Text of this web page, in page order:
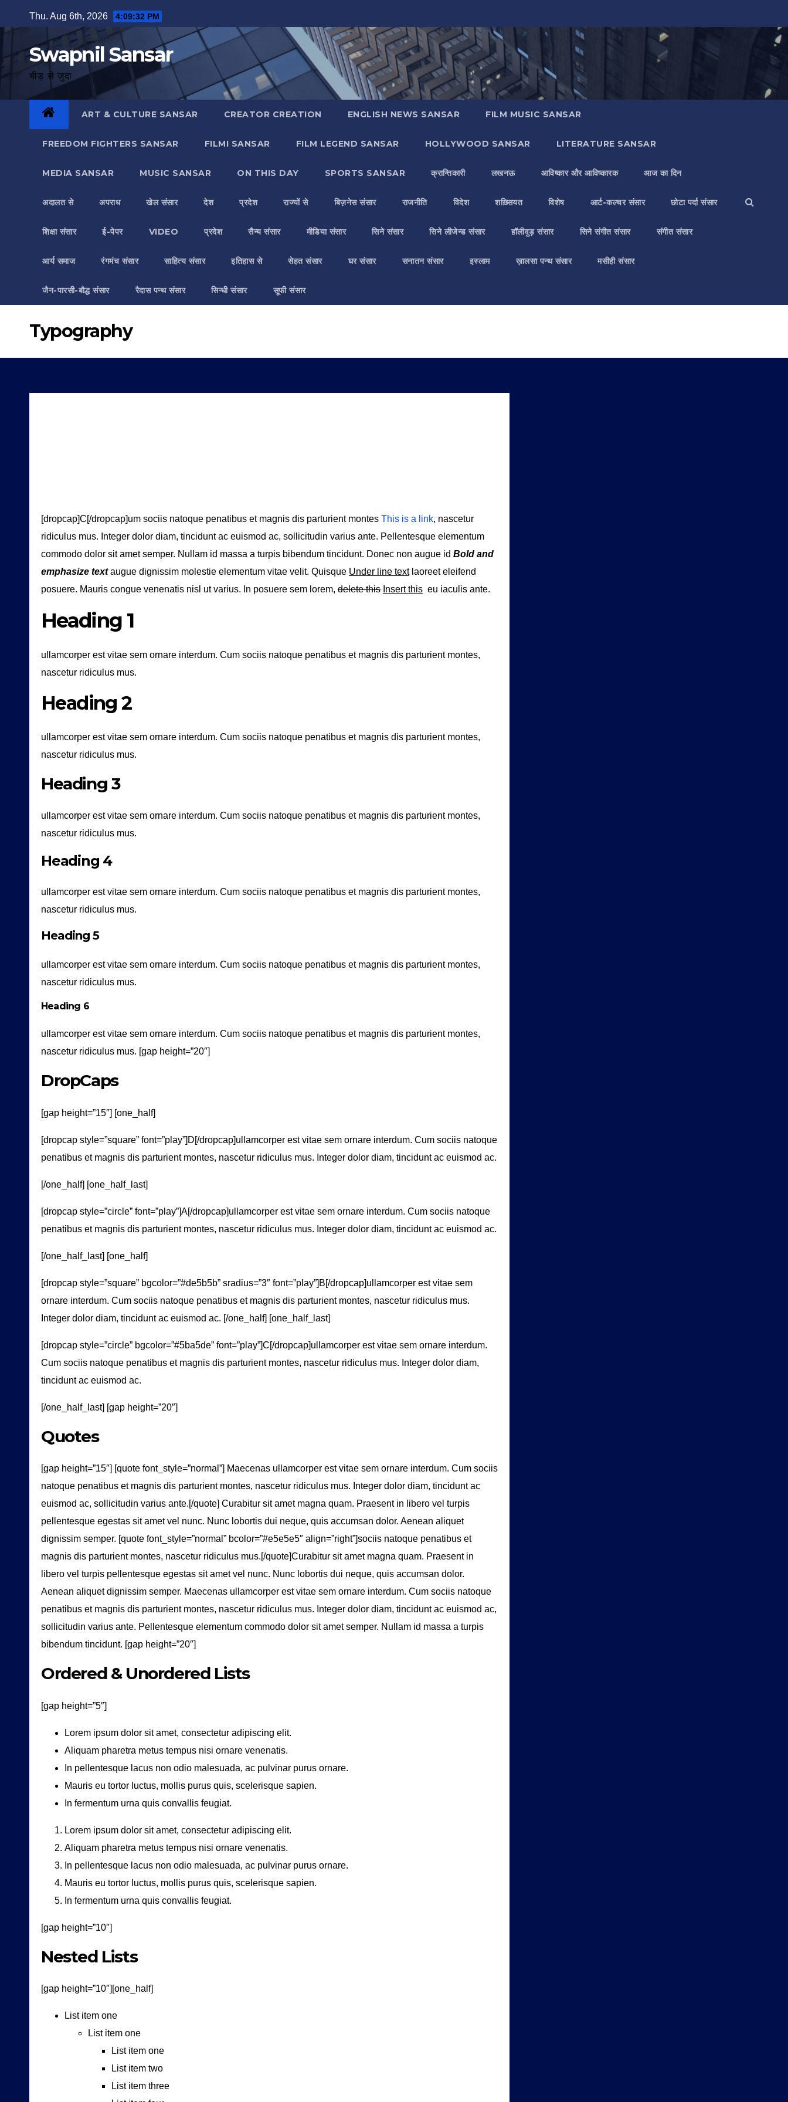
to
Thu. Aug 6th, 2026 4:09:33 PM
Swapnil Sansar
भीड़ से जुदा
ART & CULTURE SANSAR CREATOR CREATION ENGLISH NEWS SANSAR FILM MUSIC SANSAR
FREEDOM FIGHTERS SANSAR FILMI SANSAR FILM LEGEND SANSAR HOLLYWOOD SANSAR LITERATURE SANSAR
MEDIA SANSAR MUSIC SANSAR ON THIS DAY SPORTS SANSAR क्रान्तिकारी लखनऊ आविष्कार और आविष्कारक आज का दिन
अदालत से अपराध खेल संसार देश प्रदेश राज्यों से बिज़नेस संसार राजनीति विदेश शख़्सियत विशेष आर्ट-कल्चर संसार छोटा पर्दा संसार
शिक्षा संसार ई-पेपर VIDEO प्रदेश सैन्य संसार मीडिया संसार सिने संसार सिने लीजेन्ड संसार हॉलीवुड़ संसार सिने संगीत संसार संगीत संसार
आर्य समाज रंगमंच संसार साहित्य संसार इतिहास से सेहत संसार घर संसार सनातन संसार इस्लाम ख़ालसा पन्थ संसार मसीही संसार
जैन-पारसी-बौद्ध संसार रैदास पन्थ संसार सिन्धी संसार सूफी संसार
Typography
[dropcap]C[/dropcap]um sociis natoque penatibus et magnis dis parturient montes This is a link, nascetur
ridiculus mus. Integer dolor diam, tincidunt ac euismod ac, sollicitudin varius ante. Pellentesque elementum
commodo dolor sit amet semper. Nullam id massa a turpis bibendum tincidunt. Donec non augue id Bold and
emphasize textaugue dignissim molestie elementum vitae velit. Quisque Under line textlaoreet eleifend
posuere. Mauris congue venenatis nisl ut varius. In posuere sem lorem, delete this Insert this eu iaculis ante.
Heading 1
ullamcorper est vitae sem ornare interdum. Cum sociis natoque penatibus et magnis dis parturient montes,
nascetur ridiculus mus.
Heading 2
ullamcorper est vitae sem ornare interdum. Cum sociis natoque penatibus et magnis dis parturient montes,
nascetur ridiculus mus.
Heading 3
ullamcorper est vitae sem ornare interdum. Cum sociis natoque penatibus et magnis dis parturient montes,
nascetur ridiculus mus.
Heading 4
ullamcorper est vitae sem ornare interdum. Cum sociis natoque penatibus et magnis dis parturient montes,
nascetur ridiculus mus.
Heading 5
ullamcorper est vitae sem ornare interdum. Cum sociis natoque penatibus et magnis dis parturient montes,
nascetur ridiculus mus.
Heading 6
ullamcorper est vitae sem ornare interdum. Cum sociis natoque penatibus et magnis dis parturient montes,
nascetur ridiculus mus. [gap height=”20″]
DropCaps
[gap height=”15″] [one_half]
[dropcap style=”square” font=”play”]D[/dropcap]ullamcorper est vitae sem ornare interdum. Cum sociis natoque
penatibus et magnis dis parturient montes, nascetur ridiculus mus. Integer dolor diam, tincidunt ac euismod ac.
[/one_half] [one_half_last]
[dropcap style=”circle” font=”play”]A[/dropcap]ullamcorper est vitae sem ornare interdum. Cum sociis natoque
penatibus et magnis dis parturient montes, nascetur ridiculus mus. Integer dolor diam, tincidunt ac euismod ac.
[/one_half_last] [one_half]
[dropcap style=”square” bgcolor=”#de5b5b” sradius=”3″ font=”play”]B[/dropcap]ullamcorper est vitae sem
ornare interdum. Cum sociis natoque penatibus et magnis dis parturient montes, nascetur ridiculus mus.
Integer dolor diam, tincidunt ac euismod ac. [/one_half] [one_half_last]
[dropcap style=”circle” bgcolor=”#5ba5de” font=”play”]C[/dropcap]ullamcorper est vitae sem ornare interdum.
Cum sociis natoque penatibus et magnis dis parturient montes, nascetur ridiculus mus. Integer dolor diam,
tincidunt ac euismod ac.
[/one_half_last] [gap height=”20″]
Quotes
[gap height=”15″] [quote font_style=”normal”] Maecenas ullamcorper est vitae sem ornare interdum. Cum sociis
natoque penatibus et magnis dis parturient montes, nascetur ridiculus mus. Integer dolor diam, tincidunt ac
euismod ac, sollicitudin varius ante.[/quote] Curabitur sit amet magna quam. Praesent in libero vel turpis
pellentesque egestas sit amet vel nunc. Nunc lobortis dui neque, quis accumsan dolor. Aenean aliquet
dignissim semper. [quote font_style=”normal” bcolor=”#e5e5e5″ align=”right”]sociis natoque penatibus et
magnis dis parturient montes, nascetur ridiculus mus.[/quote]Curabitur sit amet magna quam. Praesent in
libero vel turpis pellentesque egestas sit amet vel nunc. Nunc lobortis dui neque, quis accumsan dolor.
Aenean aliquet dignissim semper. Maecenas ullamcorper est vitae sem ornare interdum. Cum sociis natoque
penatibus et magnis dis parturient montes, nascetur ridiculus mus. Integer dolor diam, tincidunt ac euismod ac,
sollicitudin varius ante. Pellentesque elementum commodo dolor sit amet semper. Nullam id massa a turpis
bibendum tincidunt. [gap height=”20″]
Ordered & Unordered Lists
[gap height=”5″]
Lorem ipsum dolor sit amet, consectetur adipiscing elit.
Aliquam pharetra metus tempus nisi ornare venenatis.
In pellentesque lacus non odio malesuada, ac pulvinar purus ornare.
Mauris eu tortor luctus, mollis purus quis, scelerisque sapien.
In fermentum urna quis convallis feugiat.
Lorem ipsum dolor sit amet, consectetur adipiscing elit.
Aliquam pharetra metus tempus nisi ornare venenatis.
In pellentesque lacus non odio malesuada, ac pulvinar purus ornare.
Mauris eu tortor luctus, mollis purus quis, scelerisque sapien.
In fermentum urna quis convallis feugiat.
[gap height=”10″]
Nested Lists
[gap height=”10″][one_half]
List item one
List item one
List item one
List item two
List item three